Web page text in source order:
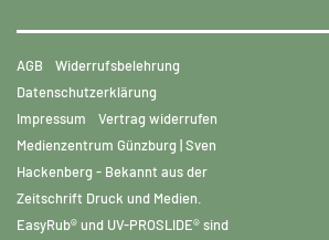
AGB
Widerrufsbelehrung
Datenschutzerklärung
Impressum
Vertrag widerrufen
Medienzentrum Günzburg | Sven
Hackenberg - Bekannt aus der
Zeitschrift Druck und Medien.
EasyRub® und UV-PROSLIDE® sind